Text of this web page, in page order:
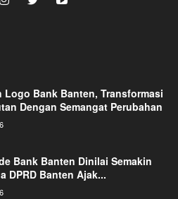
Logo Bank Banten, Transformasi
Dengan Semangat Perubahan
Bank Banten Dinilai Semakin
DPRD Banten Ajak...